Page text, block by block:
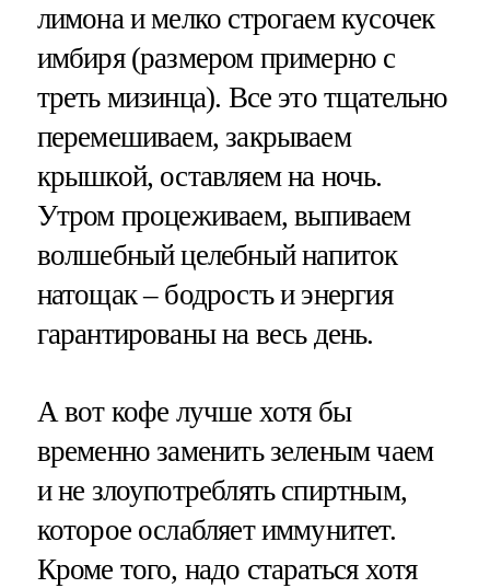
лимона и мелко строгаем кусочек
имбиря (размером примерно с
треть мизинца). Все это тщательно
перемешиваем, закрываем
крышкой, оставляем на ночь.
Утром процеживаем, выпиваем
волшебный целебный напиток
натощак – бодрость и энергия
гарантированы на весь день.
А вот кофе лучше хотя бы
временно заменить зеленым чаем
и не злоупотреблять спиртным,
которое ослабляет иммунитет.
Кроме того, надо стараться хотя